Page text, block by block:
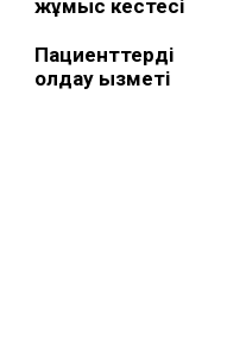
жұмыс кестесі
Пациенттерді
қолдау қызметі